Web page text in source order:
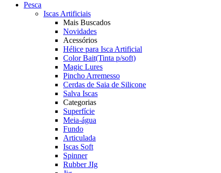
Pesca
Iscas Artificiais
Mais Buscados
Novidades
Acessórios
Hélice para Isca Artificial
Color Bait(Tinta p/soft)
Magic Lures
Pincho Arremesso
Cerdas de Saia de Silicone
Salva Iscas
Categorias
Superfície
Meia-água
Fundo
Articulada
Iscas Soft
Spinner
Rubber JIg